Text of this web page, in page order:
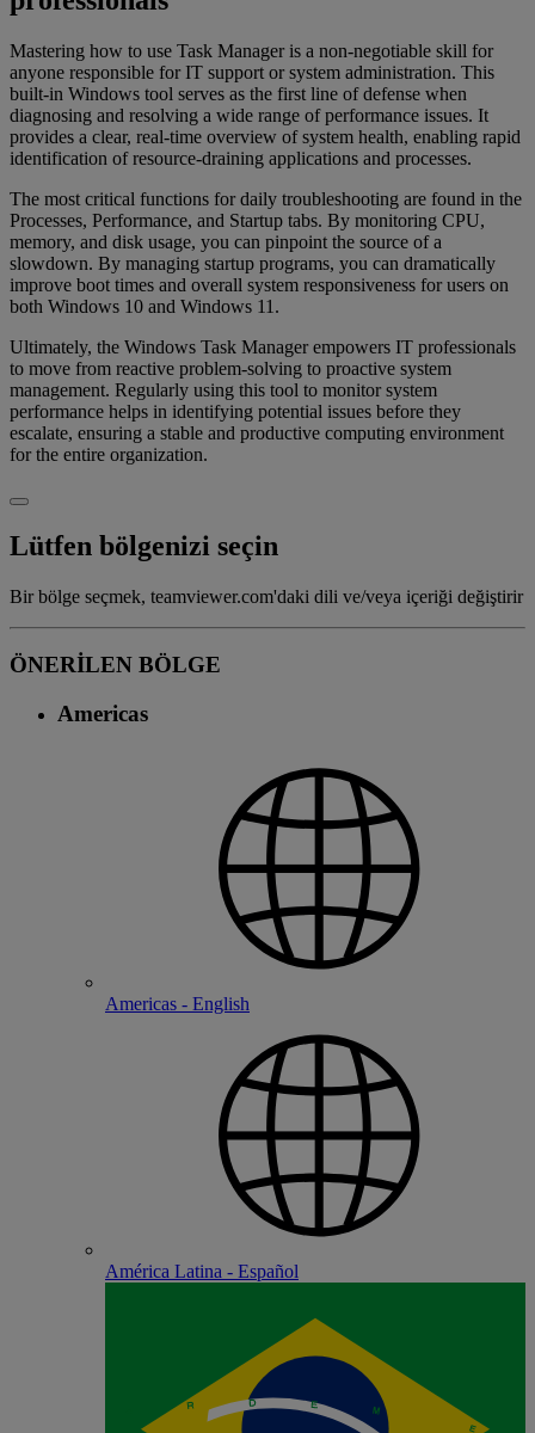
Mastering how to use Task Manager is a non-negotiable skill for
anyone responsible for IT support or system administration. This
built-in Windows tool serves as the first line of defense when
diagnosing and resolving a wide range of performance issues. It
provides a clear, real-time overview of system health, enabling rapid
identification of resource-draining applications and processes.
The most critical functions for daily troubleshooting are found in the
Processes, Performance, and Startup tabs. By monitoring CPU,
memory, and disk usage, you can pinpoint the source of a
slowdown. By managing startup programs, you can dramatically
improve boot times and overall system responsiveness for users on
both Windows 10 and Windows 11.
Ultimately, the Windows Task Manager empowers IT professionals
to move from reactive problem-solving to proactive system
management. Regularly using this tool to monitor system
performance helps in identifying potential issues before they
escalate, ensuring a stable and productive computing environment
for the entire organization.
Lütfen bölgenizi seçin
Bir bölge seçmek, teamviewer.com'daki dili ve/veya içeriği değiştirir
ÖNERİLEN BÖLGE
Americas
Americas - English
América Latina - Español